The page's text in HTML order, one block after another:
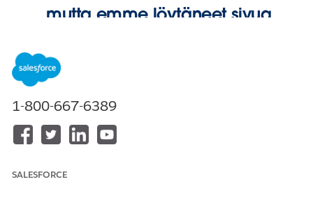
, mutta emme löytäneet sivua.
1-800-667-6389
SALESFORCE